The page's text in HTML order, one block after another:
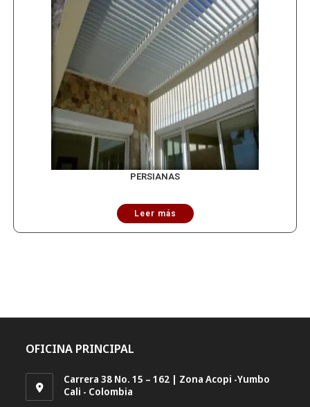
PERSIANAS
Leer más
OFICINA PRINCIPAL
Carrera 38 No. 15 – 162 | Zona Acopi -Yumbo
Cali - Colombia